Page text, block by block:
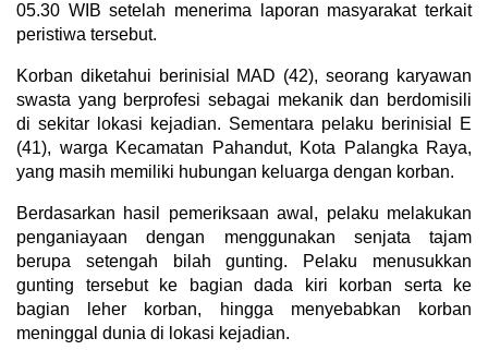
05.30 WIB setelah menerima laporan masyarakat terkait
peristiwa tersebut.
Korban diketahui berinisial MAD (42), seorang karyawan
swasta yang berprofesi sebagai mekanik dan berdomisili
di sekitar lokasi kejadian. Sementara pelaku berinisial E
(41), warga Kecamatan Pahandut, Kota Palangka Raya,
yang masih memiliki hubungan keluarga dengan korban.
Berdasarkan hasil pemeriksaan awal, pelaku melakukan
penganiayaan dengan menggunakan senjata tajam
berupa setengah bilah gunting. Pelaku menusukkan
gunting tersebut ke bagian dada kiri korban serta ke
bagian leher korban, hingga menyebabkan korban
meninggal dunia di lokasi kejadian.